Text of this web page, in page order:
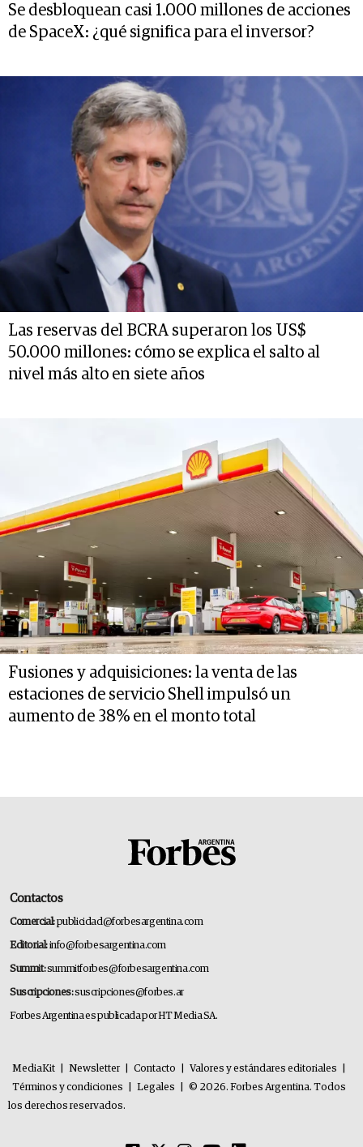
Se desbloquean casi 1.000 millones de acciones
de SpaceX: ¿qué significa para el inversor?
Las reservas del BCRA superaron los US$
50.000 millones: cómo se explica el salto al
nivel más alto en siete años
Fusiones y adquisiciones: la venta de las
estaciones de servicio Shell impulsó un
aumento de 38% en el monto total
Contactos
Comercial:publicidad@forbesargentina.com
Editorial:info@forbesargentina.com
Summit:summitforbes@forbesargentina.com
Suscripciones:suscripciones@forbes.ar
Forbes Argentina es publicada por HT Media SA.
MediaKit Newsletter Contacto Valores y estándares editoriales
Términos y condiciones
Legales
© 2026. Forbes Argentina. Todos
los derechos reservados.